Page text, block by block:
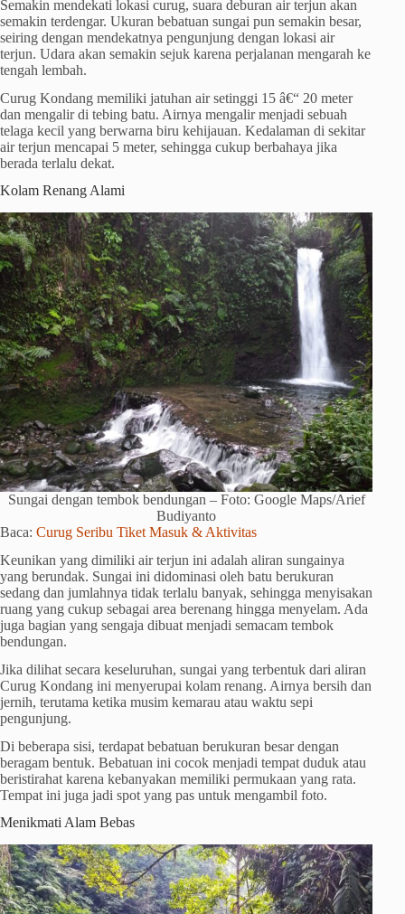
Semakin mendekati lokasi curug, suara deburan air terjun akan
semakin terdengar. Ukuran bebatuan sungai pun semakin besar,
seiring dengan mendekatnya pengunjung dengan lokasi air
terjun. Udara akan semakin sejuk karena perjalanan mengarah ke
tengah lembah.
Curug Kondang memiliki jatuhan air setinggi 15 â€“ 20 meter
dan mengalir di tebing batu. Airnya mengalir menjadi sebuah
telaga kecil yang berwarna biru kehijauan. Kedalaman di sekitar
air terjun mencapai 5 meter, sehingga cukup berbahaya jika
berada terlalu dekat.
Kolam Renang Alami
Sungai dengan tembok bendungan – Foto: Google Maps/Arief
Budiyanto
Baca: Curug Seribu Tiket Masuk & Aktivitas
Keunikan yang dimiliki air terjun ini adalah aliran sungainya
yang berundak. Sungai ini didominasi oleh batu berukuran
sedang dan jumlahnya tidak terlalu banyak, sehingga menyisakan
ruang yang cukup sebagai area berenang hingga menyelam. Ada
juga bagian yang sengaja dibuat menjadi semacam tembok
bendungan.
Jika dilihat secara keseluruhan, sungai yang terbentuk dari aliran
Curug Kondang ini menyerupai kolam renang. Airnya bersih dan
jernih, terutama ketika musim kemarau atau waktu sepi
pengunjung.
Di beberapa sisi, terdapat bebatuan berukuran besar dengan
beragam bentuk. Bebatuan ini cocok menjadi tempat duduk atau
beristirahat karena kebanyakan memiliki permukaan yang rata.
Tempat ini juga jadi spot yang pas untuk mengambil foto.
Menikmati Alam Bebas